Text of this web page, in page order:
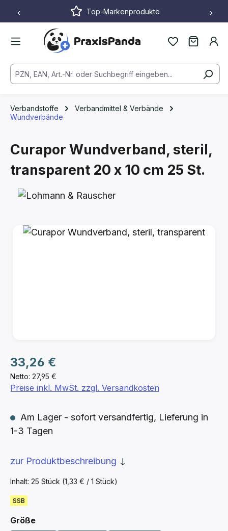
Zum Hauptinhalt springenTop-Markenprodukte
Verbandstoffe
Verbandmittel & Verbände
Wundverbände
Curapor Wundverband, steril,
transparent 20 x 10 cm 25 St.
Bildergalerie überspringen
Netto: 27,95 €
Regulärer Preis:
33,26 €
Inhalt: 25 Stück (1,33 € / 1 Stück)
Preise inkl. MwSt. zzgl. Versandkosten
Am Lager - sofort versandfertig, Lieferung in
1-3 Tagen
SSB
zur Produktbeschreibung
Größeauswählen